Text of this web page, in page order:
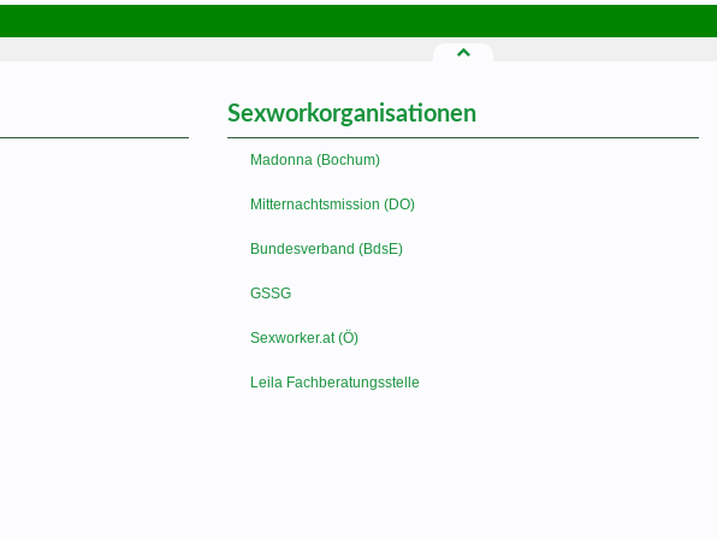
Sexworkorganisationen
Madonna (Bochum)
Mitternachtsmission (DO)
Bundesverband (BdsE)
GSSG
Sexworker.at (Ö)
Leila Fachberatungsstelle